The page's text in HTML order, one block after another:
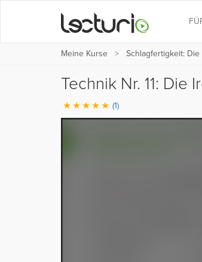
Meine Kurse Schlagfertigkeit:
Technik Nr. 11: Die
(1)